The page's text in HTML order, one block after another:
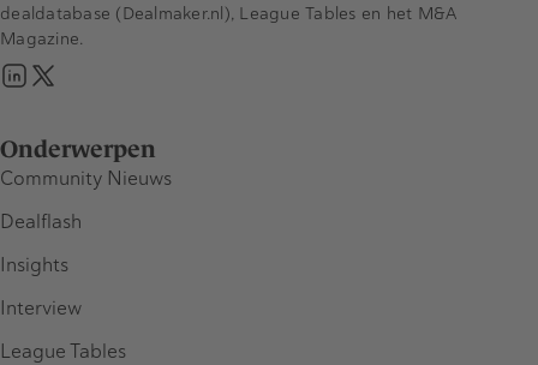
Onderwerpen
Community Nieuws
Dealflash
Insights
Interview
League Tables
dealdatabase (Dealmaker.nl), League Tables en het M&A
Magazine.